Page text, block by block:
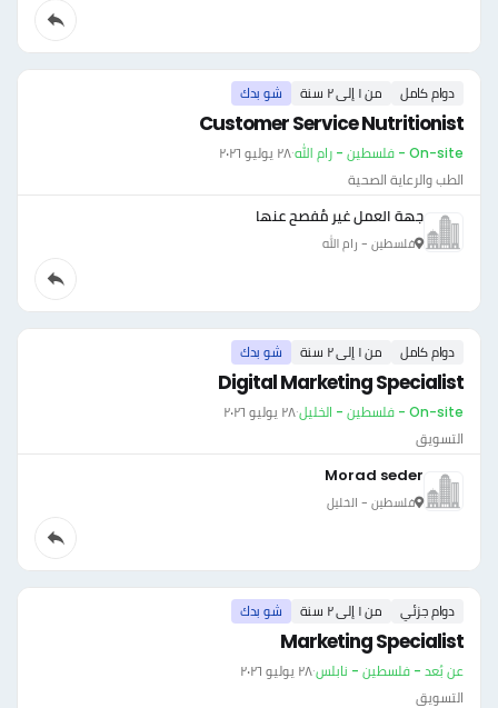
دوام كامل من ١ إلى ٢ سنة شو بدك
Customer Service Nutritionist
On-site - فلسطين - رام الله ·٢٨ يوليو ٢٠٢٦
الطب والرعاية الصحية
جهة العمل غير مُفصح عنها
فلسطين - رام الله
دوام كامل من ١ إلى ٢ سنة شو بدك
Digital Marketing Specialist
On-site - فلسطين - الخليل ·٢٨ يوليو ٢٠٢٦
التسويق
Morad seder
فلسطين - الخليل
دوام جزئي من ١ إلى ٢ سنة شو بدك
Marketing Specialist
عن بُعد - فلسطين - نابلس·٢٨ يوليو ٢٠٢٦
التسويق